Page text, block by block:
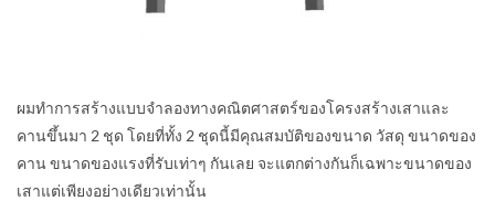
ผมทำการสร้างแบบจำลองทางคณิตศาสตร์ของโครงสร้างเสาและ
คานขึ้นมา 2 ชุด โดยที่ทั้ง 2 ชุดนี้มีคุณสมบัติของขนาด วัสดุ ขนาดของ
คาน ขนาดของแรงที่รับเท่าๆ กันเลย จะแตกต่างกันก็เฉพาะขนาดของ
เสาแต่เพียงอย่างเดียวเท่านั้น